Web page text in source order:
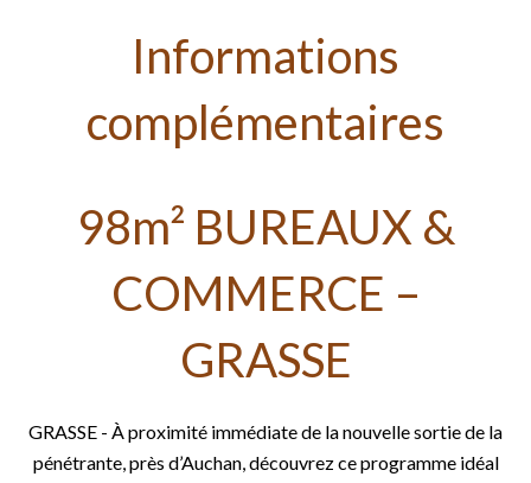
Informations
complémentaires
98m² BUREAUX &
COMMERCE –
GRASSE
GRASSE - À proximité immédiate de la nouvelle sortie de la
pénétrante, près d’Auchan, découvrez ce programme idéal